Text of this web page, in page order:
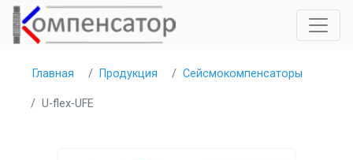
Главная Продукция Сейсмокомпенсаторы
U-flex-UFE